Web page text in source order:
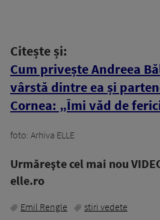
Citește și:
Cum privește Andreea
vârstă dintre ea și
Cornea: „Îmi văd de
foto: Arhiva ELLE
Urmăreşte cel mai nou
elle.ro
Emil Rengle stiri vedete